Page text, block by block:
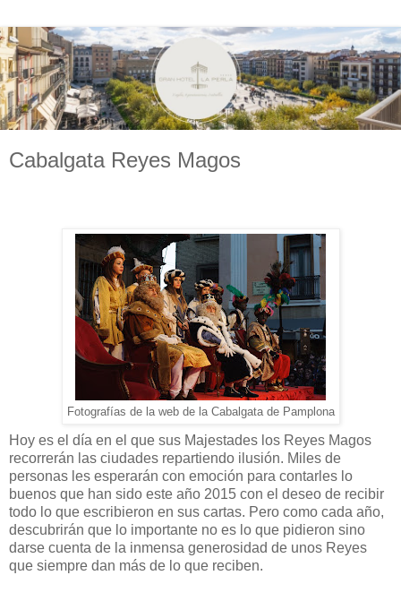
Cabalgata Reyes Magos
Fotografías de la web de la Cabalgata de Pamplona
Hoy es el día en el que sus Majestades los Reyes Magos
recorrerán las ciudades repartiendo ilusión. Miles de
personas les esperarán con emoción para contarles lo
buenos que han sido este año 2015 con el deseo de recibir
todo lo que escribieron en sus cartas. Pero como cada año,
descubrirán que lo importante no es lo que pidieron sino
darse cuenta de la inmensa generosidad de unos Reyes
que siempre dan más de lo que reciben.